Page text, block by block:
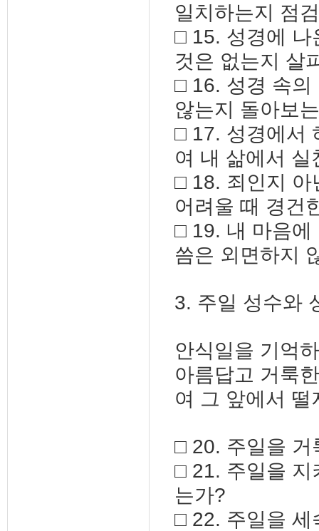
일치하는지 점
□ 15. 성경에 나
것은 없는지 살
□ 16. 성경 속의
않는지 돌아보
□ 17. 성경에서
여 내 삶에서 실
□ 18. 죄인지 아
어려울 때 경건
□ 19. 내 마음에
씀은 외면하지
3. 주일 성수와
안식일을 기억
아름답고 거룩
여 그 앞에서
□ 20. 주일을 거
□ 21. 주일을 지
는가?
□ 22. 주일을 세